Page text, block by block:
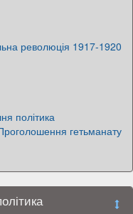
революція 1917-1920
політика
гетьманату